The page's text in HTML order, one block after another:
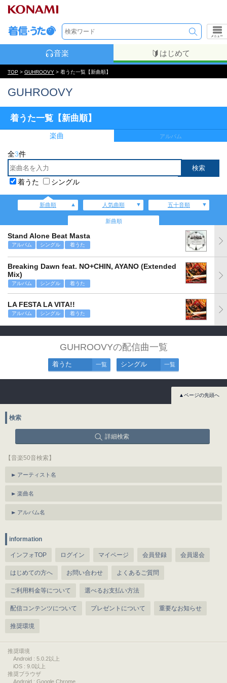
メニュー
音楽 はじめて
TOP > GUHROOVY > 着うた一覧【新曲順】
GUHROOVY
着うた一覧【新曲順】
楽曲 アルバム
全3件
着うた シングル
新曲順 人気曲順 五十音順
新曲順
Stand Alone Beat Masta
アルバム シングル 着うた
Breaking Dawn feat. NO+CHIN, AYANO (Extended
Mix)
アルバム シングル 着うた
LA FESTA LA VITA!!
アルバム シングル 着うた
GUHROOVYの配信曲一覧
着うた 一覧 シングル 一覧
▲ページの先頭へ
検索
詳細検索
【音楽50音検索】
アーティスト名
楽曲名
アルバム名
information
インフォTOP ログイン マイページ 会員登録 会員退会
はじめての方へ お問い合わせ よくあるご質問
ご利用料金等について 選べるお支払い方法
配信コンテンツについて プレゼントについて 重要なお知らせ
推奨環境
推奨環境
Android : 5.0.2以上
iOS : 9.0以上
推奨ブラウザ
Android : Google Chrome